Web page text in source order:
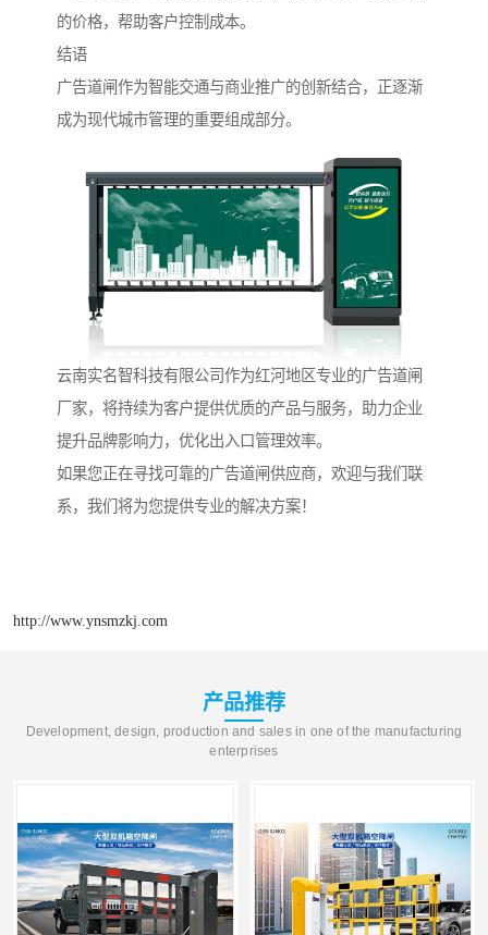
的价格，帮助客户控制成本。
结语
广告道闸作为智能交通与商业推广的创新结合，正逐渐
成为现代城市管理的重要组成部分。
云南实名智科技有限公司作为红河地区专业的广告道闸
厂家，将持续为客户提供优质的产品与服务，助力企业
提升品牌影响力，优化出入口管理效率。
如果您正在寻找可靠的广告道闸供应商，欢迎与我们联
系，我们将为您提供专业的解决方案！
http://www.ynsmzkj.com
产品推荐
Development, design, production and sales in one of the manufacturing
enterprises